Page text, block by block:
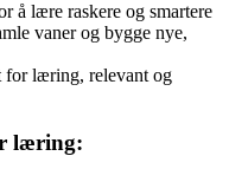
å lære raskere og smartere
vaner og bygge nye,
for læring, relevant og
læring: